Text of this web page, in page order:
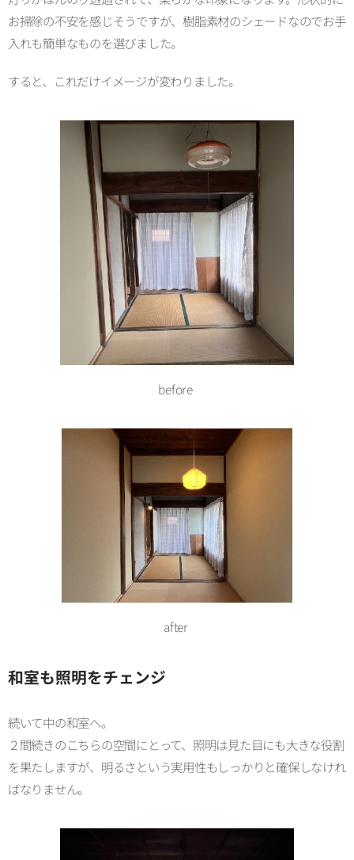
お掃除の不安を感じそうですが、樹脂素材のシェードなのでお手
入れも簡単なものを選びました。
すると、これだけイメージが変わりました。
before
after
和室も照明をチェンジ
続いて中の和室へ。
２間続きのこちらの空間にとって、照明は見た目にも大きな役割
を果たしますが、明るさという実用性もしっかりと確保しなけれ
ばなりません。